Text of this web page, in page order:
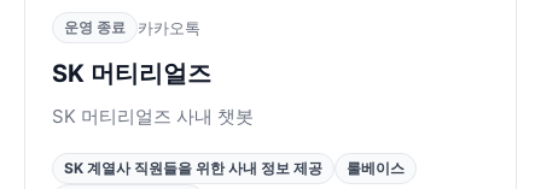
운영 종료 카카오톡
SK 머티리얼즈
SK 머티리얼즈 사내 챗봇
SK 계열사 직원들을 위한 사내 정보 제공
룰베이스